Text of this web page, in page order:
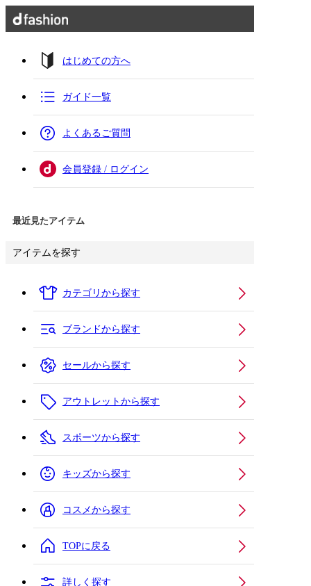
はじめての方へ
ガイド一覧
よくあるご質問
会員登録 / ログイン
最近見たアイテム
アイテムを探す
カテゴリから探す
ブランドから探す
セールから探す
アウトレットから探す
スポーツから探す
キッズから探す
コスメから探す
TOPに戻る
詳しく探す